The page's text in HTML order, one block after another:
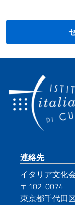
Footer
連絡先
イタリア文化
〒102-0074
東京都千代田